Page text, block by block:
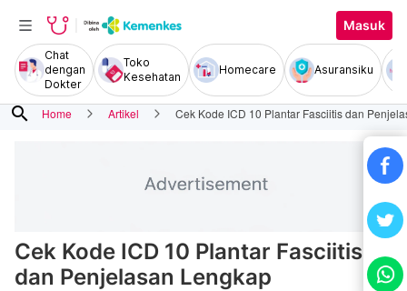
Masuk
Chat
dengan
Dokter
Toko
Kesehatan
Homecare Asuransiku
search Home Artikel Cek Kode ICD 10 Plantar Fasciitis dan
Cek Kode ICD 10 Plantar Fasciitis
dan Penjelasan Lengkap